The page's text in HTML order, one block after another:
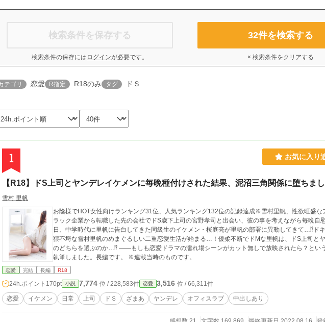
検索条件を保存する
検索条件の保存には ログインが必要です。
32件を検索する
× 検索条件をクリアする
テゴリ 恋愛 R指定 R18のみ タグ ドＳ
1 お気に入り
【R18】ドS上司とヤンデレイケメンに毎晩種付けされた結果、泥沼三角関係に堕ちまし
雪村 里帆
お陰様でHOT女性向けランキング31位、人気ランキング132位の記録達成※雪村里帆、性欲旺盛な
ラック企業から転職した先の会社でドS歳下上司の宮野孝司と出会い、彼の事を考えながら毎晩自
日、中学時代に里帆に告白してきた同級生のイケメン・桜庭亮が里帆の部署に異動してきて…⁉︎ド
猥不埒な雪村里帆のめまぐるしい二重恋愛生活が始まる…！優柔不断でドMな里帆は、ドS上司と
のどちらを選ぶのか…⁉︎ ——もしも恋愛ドラマの濡れ場シーンがカット無しで放映されたら？とい
執筆しました。長編です。 ※連載当時のものです。
恋愛 完結 長編 R18
24h.ポイント 170pt 小説 7,774 位 / 228,583件 恋愛 3,516 位 / 66,311件
恋愛 イケメン 日常 上司 ドＳ ざまあ ヤンデレ オフィスラブ 中出しあり